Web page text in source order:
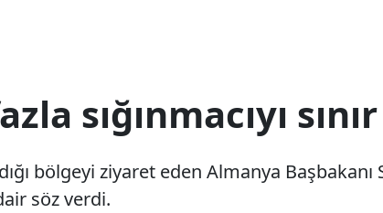
sığınmacıyı
bölgeyi ziyaret eden Almanya
söz verdi.